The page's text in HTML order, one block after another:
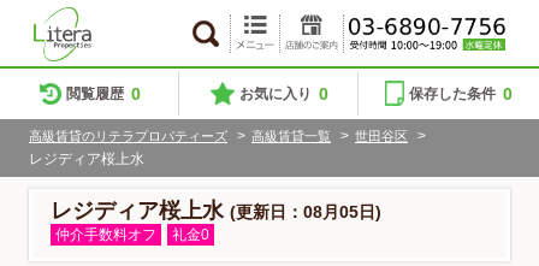
閲覧履歴 0 お気に入り 0 保存した条件 0
高級賃貸のリテラプロパティーズ > 高級賃貸一覧 > 世田谷区
>
レジディア桜上水
レジディア桜上水 (更新日：08月05日)
仲介手数料オフ 礼金0